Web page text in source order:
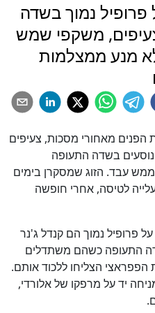
פרופיל נמוך בשדה
משקפי שמש
מנע ממצלמות
הפנים מאחורי מסכות, צעיפים
בשדה התעופה
עבד. הזוג שמסקרן בימים
לטיסה, אחרי חופשה
פרופיל נמוך הם קנדל ג'נר
התעופה כשהם משתדלים
הצליחו ללכוד אותם.
יד על מרפקו של אלורדי,